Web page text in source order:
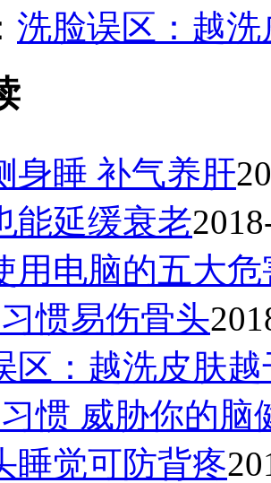
洗脸误区：越
身睡 补气养肝
能延缓衰老
用电脑的五大危
惯易伤骨头
区：越洗皮肤越
惯 威胁你的脑
睡觉可防背疼